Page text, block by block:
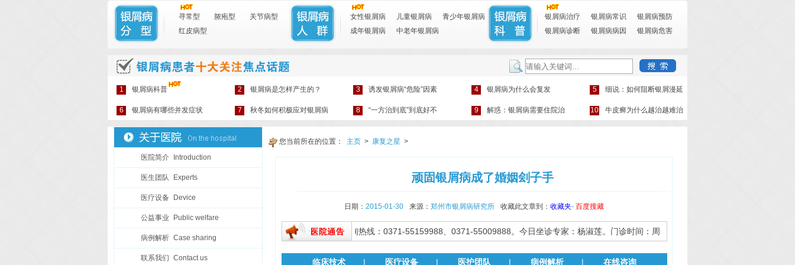
寻常型 脓疱型
关节病型
红皮病型
女性银屑病 儿童银屑病
青少年银屑病
成年银屑病
中老年银屑病
银屑病治疗 银屑病常识
银屑病预防
银屑病诊断
银屑病病因 银屑病危害
1 银屑病科普 2 银屑病是怎样产生的？ 3 诱发银屑病“危险”因素 4 银屑病为什么会复发 5 细说：如何阻断银屑漫延
6 银屑病有哪些并发症状 7 秋冬如何积极应对银屑病 8 “一方治到底”到底好不 9 解惑：银屑病需要住院治 10 牛皮癣为什么越治越难治
医院简介 Introduction
医生团队 Experts
医疗设备 Device
公益事业 Public welfare
病例解析 Case sharing
联系我们 Contact us
您当前所在的位置： 主页 > 康复之星 >
顽固银屑病成了婚姻刽子手
日期： 2015-01-30 来源： 郑州市银屑病研究所 收藏此文章到： 收藏夹- 百度搜藏
今日坐诊专家：刘长江。门诊时间：周一至周日，8:00~18:00。咨询热线：0371-55159988、0371-55009888。今日坐诊专家：杨淑莲。门诊时间：周一至周日，8:00~18:00。
临床技术 | 医疗设备 | 医护团队 | 病例解析 | 在线咨询